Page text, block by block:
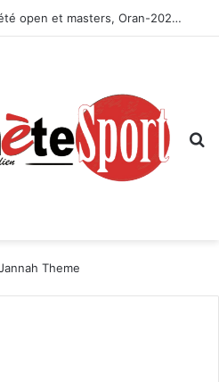
Championnat national d’été open et masters, Oran-2026 — Le CRB s’adjuge le titre